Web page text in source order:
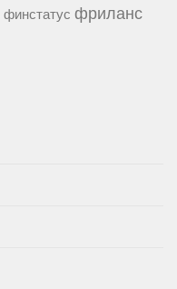
финстатус фриланс